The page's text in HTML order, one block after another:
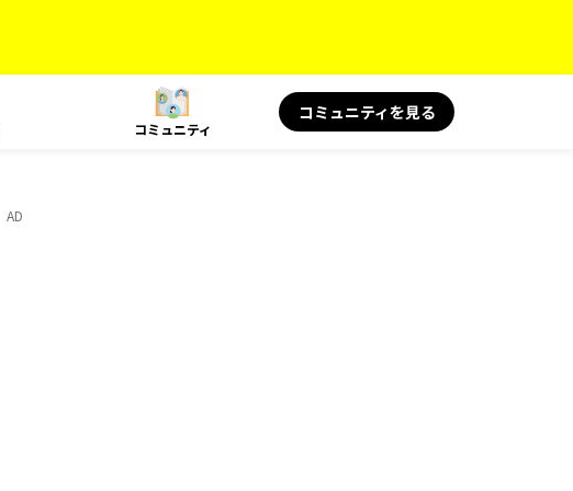
コミュニティ
コミュニティを見る
AD